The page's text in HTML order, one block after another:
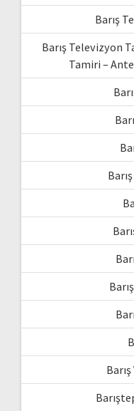
Barış
Barış Televizyon
Tamiri –